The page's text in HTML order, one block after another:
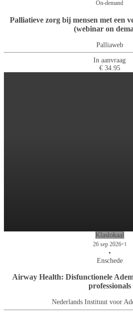
On-demand
Palliatieve zorg bij mensen met een
(webinar on
Palliaweb
In aanvraag
€ 34.95
Klaslokaal
26 sep 2026+1
•
Enschede
Airway Health: Disfunctionele
professionals
Nederlands Instituut voor